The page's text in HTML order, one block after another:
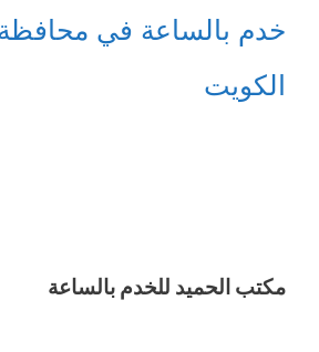
خدم بالساعة في
الكويت
مكتب الحميد للخدم بالساعة